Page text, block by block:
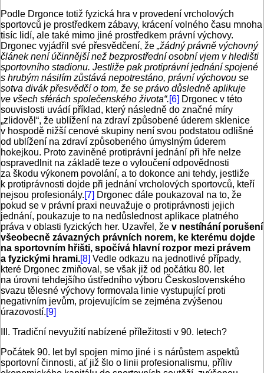
Podle Drgonce totiž fyzická hra v provedení vrcholových
sportovců je prostředkem zábavy, krácení volného času mnoha
tisíc lidí, ale také mimo jiné prostředkem právní výchovy.
Drgonec vyjádřil své přesvědčení, že „žádný právně výchovný
článek není účinnější než bezprostřední osobní vjem v hledišti
sportovního stadionu. Jestliže pak protiprávní jednání spojené
s hrubým násilím zůstává nepotrestáno, právní výchovou se
sotva divák přesvědčí o tom, že se právo důsledně aplikuje
ve všech sférách společenského života“.[6] Drgonec v této
souvislosti uvádí příklad, který následně do značné míry
„zlidověl“, že ublížení na zdraví způsobené úderem sklenice
v hospodě nižší cenové skupiny není svou podstatou odlišné
od ublížení na zdraví způsobeného úmyslným úderem
hokejkou. Proto zaviněné protiprávní jednání při hře nelze
ospravedlnit na základě teze o vyloučení odpovědnosti
za škodu výkonem povolání, a to dokonce ani tehdy, jestliže
k protiprávnosti dojde při jednání vrcholových sportovců, kteří
nejsou profesionály.[7] Drgonec dále poukazoval na to, že
pokud se v právní praxi neuvažuje o protiprávnosti jejich
jednání, poukazuje to na nedůslednost aplikace platného
práva v oblasti fyzických her. Uzavřel, že v nestíhání porušení
všeobecně závazných právních norem, ke kterému dojde
na sportovním hřišti, spočívá hlavní rozpor mezi právem
a fyzickými hrami.[8] Vedle odkazu na jednotlivé případy,
které Drgonec zmiňoval, se však již od počátku 80. let
na úrovni tehdejšího ústředního výboru Československého
svazu tělesné výchovy formovala linie vystupující proti
negativním jevům, projevujícím se zejména zvýšenou
úrazovostí.[9]
III. Tradiční nevyužití nabízené příležitosti v 90. letech?
Počátek 90. let byl spojen mimo jiné i s nárůstem aspektů
sportovní činnosti, ať již šlo o linii profesionalismu, příliv